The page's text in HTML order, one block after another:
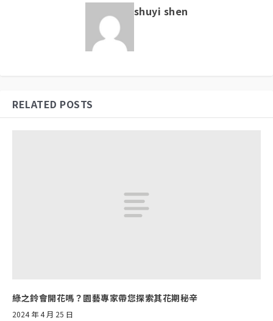
shuyi shen
RELATED POSTS
綠之鈴會開花嗎？園藝專家帶您探索其花期秘辛
2024 年 4 月 25 日